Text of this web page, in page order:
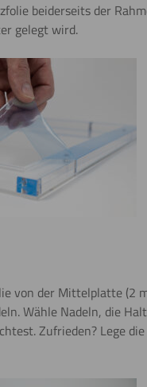
beiderseits der
gelegt wird.
von der Mittelplatte (2
Wähle Nadeln, die
Zufrieden? Lege